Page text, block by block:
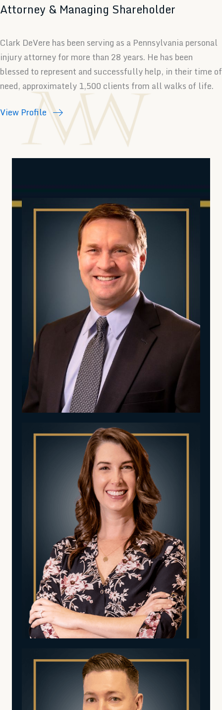
Attorney & Managing Shareholder
Clark DeVere has been serving as a Pennsylvania personal
injury attorney for more than 28 years. He has been
blessed to represent and successfully help, in their time of
need, approximately 1,500 clients from all walks of life.
View Profile